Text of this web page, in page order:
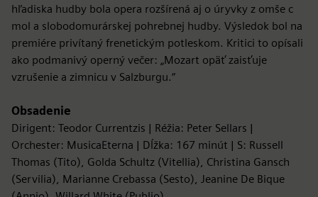
hľadiska hudby bola opera rozšírená aj o úryvky z omše c
mol a slobodomurárskej pohrebnej hudby. Výsledok bol na
premiére privítaný frenetickým potleskom. Kritici to opísali
ako podmanivý operný večer: „Mozart opäť zaisťuje
vzrušenie a zimnicu v Salzburgu.“
Obsadenie
Dirigent: Teodor Currentzis | Réžia: Peter Sellars |
Orchester: MusicaEterna | Dĺžka: 167 minút | S: Russell
Thomas (Tito), Golda Schultz (Vitellia), Christina Gansch
(Servilia), Marianne Crebassa (Sesto), Jeanine De Bique